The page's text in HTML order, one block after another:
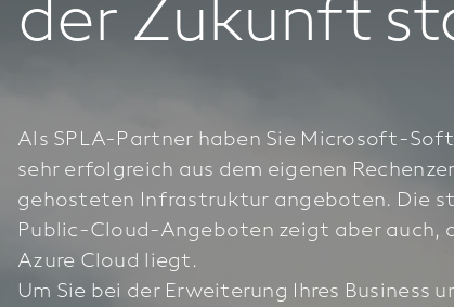
der Zukunft
Als SPLA-Partner haben Sie Microsoft-
sehr erfolgreich aus dem eigenen
gehosteten Infrastruktur angeboten. Die
Public-Cloud-Angeboten zeigt aber auch,
Azure Cloud liegt.
Um Sie bei der Erweiterung Ihres Business